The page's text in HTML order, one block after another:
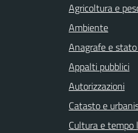
Agricoltura e
Ambiente
Anagrafe e
Appalti pubblici
Autorizzazioni
Catasto e
Cultura e tempo